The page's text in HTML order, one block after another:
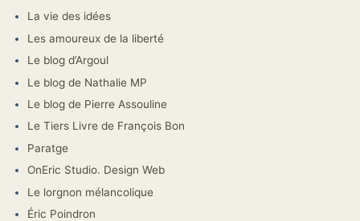
La vie des idées
Les amoureux de la liberté
Le blog d’Argoul
Le blog de Nathalie MP
Le blog de Pierre Assouline
Le Tiers Livre de François Bon
Paratge
OnEric Studio. Design Web
Le lorgnon mélancolique
Éric Poindron